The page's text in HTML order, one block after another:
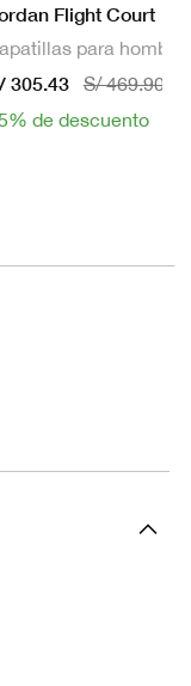
Flight Court
para hombre
305.43
S/ 469.90
de descuento